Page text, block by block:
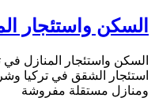
السكن واستئجار
السكن واستئجار المنازل
استئجار الشقق في تركيا
ومنازل مستقلة مفروشة